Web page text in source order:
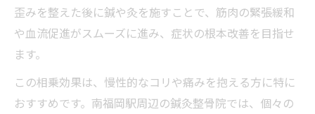
歪みを整えた後に鍼や灸を施すことで、筋肉の緊張緩和
や血流促進がスムーズに進み、症状の根本改善を目指せ
ます。
この相乗効果は、慢性的なコリや痛みを抱える方に特に
おすすめです。南福岡駅周辺の鍼灸整骨院では、個々の